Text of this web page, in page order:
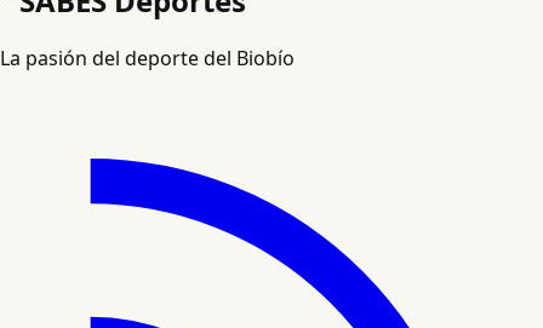
La pasión del deporte del Biobío